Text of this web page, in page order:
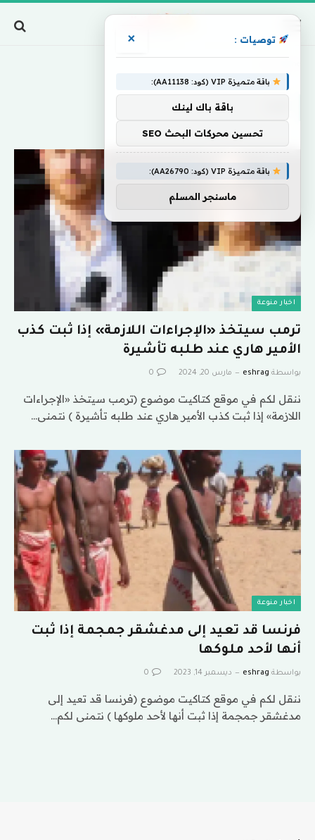
اخبار منوعة
ترمب سيتخذ «الإجراءات اللازمة» إذا ثبت كذب
الأمير هاري عند طلبه تأشيرة
بواسطة eshrag مارس 20, 2024 0
ننقل لكم في موقع كتاكيت موضوع (ترمب سيتخذ «الإجراءات
اللازمة» إذا ثبت كذب الأمير هاري عند طلبه تأشيرة ) نتمنى…
اخبار منوعة
فرنسا قد تعيد إلى مدغشقر جمجمة إذا ثبت
أنها لأحد ملوكها
بواسطة eshrag ديسمبر 14, 2023 0
ننقل لكم في موقع كتاكيت موضوع (فرنسا قد تعيد إلى
مدغشقر جمجمة إذا ثبت أنها لأحد ملوكها ) نتمنى لكم…
توصيات : ×
باقة متميزة VIP (كود: AA11138):
باقة باك لينك
تحسين محركات البحث SEO
باقة متميزة VIP (كود: AA26790):
ماسنجر المسلم